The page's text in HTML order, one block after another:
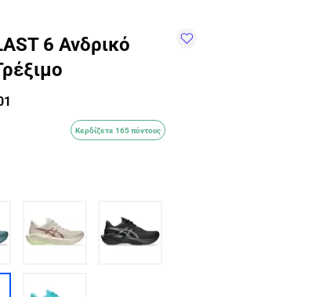
6 Ανδρικό
Κερδίζετε 165 πόντους